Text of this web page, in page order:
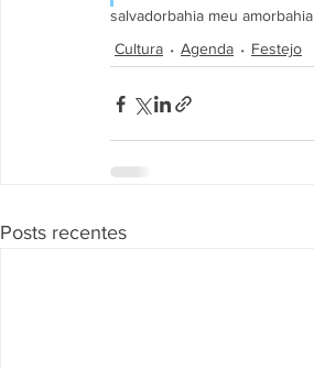
salvadorbahia meu amorbahia
Cultura
Agenda Festejo
Posts recentes